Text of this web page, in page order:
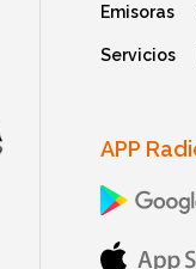
Emisoras
Servicios
APP